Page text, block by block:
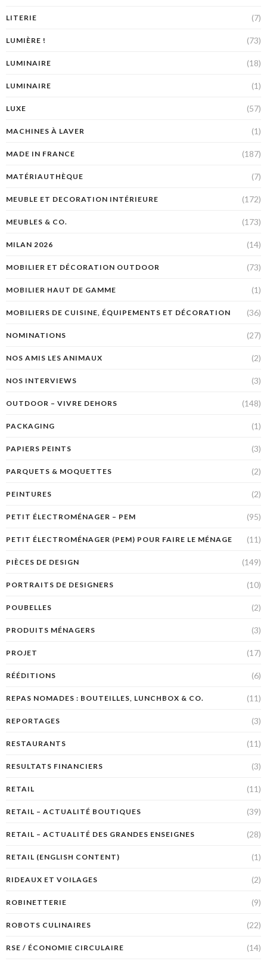
LITERIE (7)
LUMIÈRE ! (73)
LUMINAIRE (18)
LUMINAIRE (1)
LUXE (57)
MACHINES À LAVER (1)
MADE IN FRANCE (187)
MATÉRIAUTHÈQUE (7)
MEUBLE ET DECORATION INTÉRIEURE (172)
MEUBLES & CO. (173)
MILAN 2026 (14)
MOBILIER ET DÉCORATION OUTDOOR (73)
MOBILIER HAUT DE GAMME (1)
MOBILIERS DE CUISINE, ÉQUIPEMENTS ET DÉCORATION (36)
NOMINATIONS (27)
NOS AMIS LES ANIMAUX (2)
NOS INTERVIEWS (3)
OUTDOOR – VIVRE DEHORS (148)
PACKAGING (1)
PAPIERS PEINTS (3)
PARQUETS & MOQUETTES (2)
PEINTURES (2)
PETIT ÉLECTROMÉNAGER – PEM (95)
PETIT ÉLECTROMÉNAGER (PEM) POUR FAIRE LE MÉNAGE (11)
PIÈCES DE DESIGN (149)
PORTRAITS DE DESIGNERS (10)
POUBELLES (2)
PRODUITS MÉNAGERS (3)
PROJET (17)
RÉÉDITIONS (6)
REPAS NOMADES : BOUTEILLES, LUNCHBOX & CO. (11)
REPORTAGES (3)
RESTAURANTS (11)
RESULTATS FINANCIERS (3)
RETAIL (11)
RETAIL – ACTUALITÉ BOUTIQUES (39)
RETAIL – ACTUALITÉ DES GRANDES ENSEIGNES (28)
RETAIL (ENGLISH CONTENT) (1)
RIDEAUX ET VOILAGES (2)
ROBINETTERIE (9)
ROBOTS CULINAIRES (22)
RSE / ÉCONOMIE CIRCULAIRE (14)